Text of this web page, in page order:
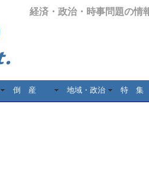
経済・政治・時事問題の情
倒 産 地域・政治 特 集